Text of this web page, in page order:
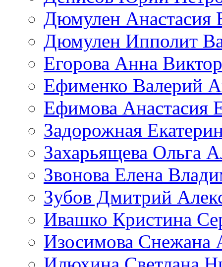
Дюмулен Анастасия
Дюмулен Ипполит
Егорова Анна
Ефименко Валерий
Ефимова Анастасия
Задорожная
Захарьящева Ольга
Звонова Елена
Зубов Дмитрий
Ивашко Кристина
Изосимова Снежана